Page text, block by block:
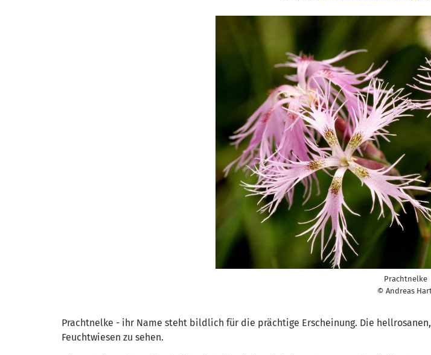
Prachtnelke
© Andreas
Prachtnelke - ihr Name steht bildlich für die prächtige Erscheinung. Die
Feuchtwiesen zu sehen.